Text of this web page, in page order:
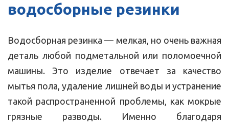
водосборные резинки
Водосборная резинка — мелкая, но очень важная
деталь любой подметальной или поломоечной
машины. Это изделие отвечает за качество
мытья пола, удаление лишней воды и устранение
такой распространенной проблемы, как мокрые
грязные разводы. Именно благодаря